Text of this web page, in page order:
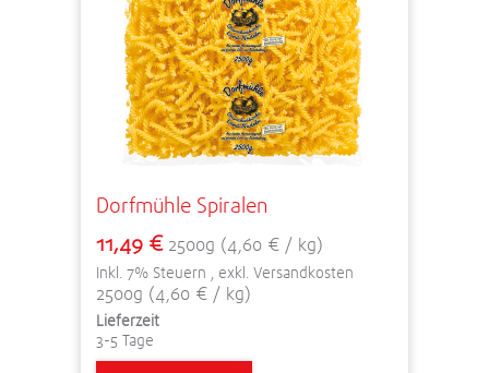
Dorfmühle Spiralen
11,49 € 2500g (4,60 € / kg)
Inkl. 7% Steuern exkl. Versandkosten
2500g (4,60 € / kg)
Lieferzeit
3-5 Tage